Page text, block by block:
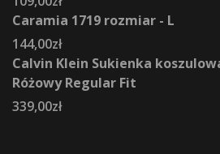
Caramia 1719 rozmiar - L
144,00zł
Calvin Klein Sukienka
Różowy Regular Fit
339,00zł